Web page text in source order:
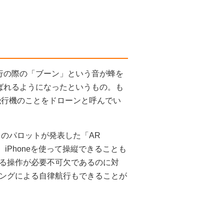
際の「ブーン」という音が蜂を
るようになったというもの。も
機のことをドローンと呼んでい
パロットが発表した「AR
iPhoneを使って操縦できることも
操作が必要不可欠であるのに対
グによる自律航行もできることが